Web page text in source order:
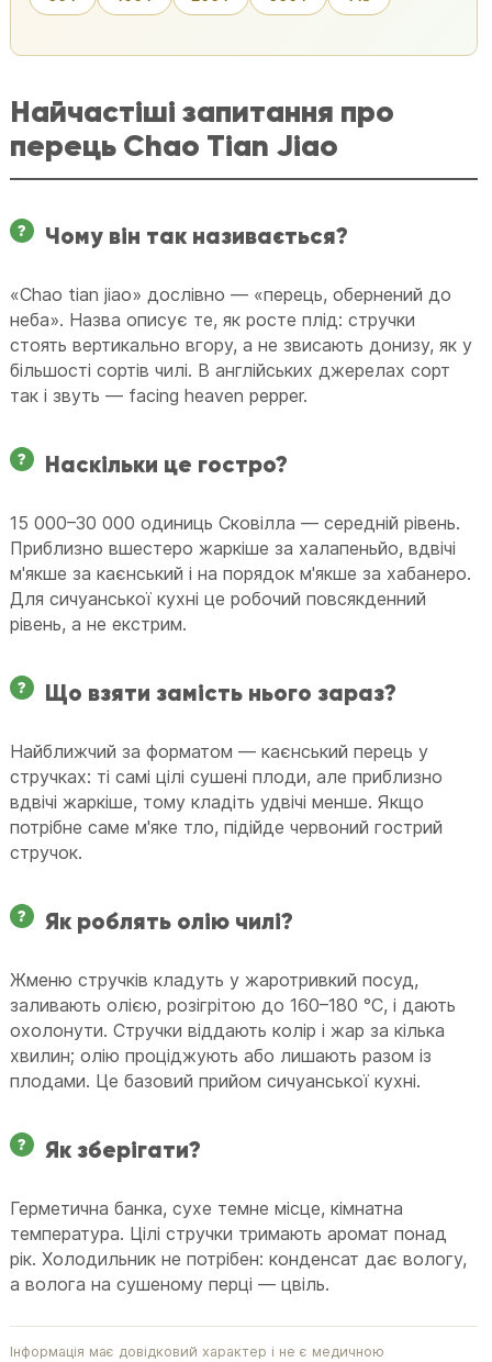
Найчастіші запитання про
перець Chao Tian Jiao
Чому він так називається?
«Chao tian jiao» дослівно — «перець, обернений до
неба». Назва описує те, як росте плід: стручки
стоять вертикально вгору, а не звисають донизу, як у
більшості сортів чилі. В англійських джерелах сорт
так і звуть — facing heaven pepper.
Наскільки це гостро?
15 000–30 000 одиниць Сковілла — середній рівень.
Приблизно вшестеро жаркіше за халапеньйо, вдвічі
м'якше за каєнський і на порядок м'якше за хабанеро.
Для сичуанської кухні це робочий повсякденний
рівень, а не екстрим.
Що взяти замість нього зараз?
Найближчий за форматом — каєнський перець у
стручках: ті самі цілі сушені плоди, але приблизно
вдвічі жаркіше, тому кладіть удвічі менше. Якщо
потрібне саме м'яке тло, підійде червоний гострий
стручок.
Як роблять олію чилі?
Жменю стручків кладуть у жаротривкий посуд,
заливають олією, розігрітою до 160–180 °C, і дають
охолонути. Стручки віддають колір і жар за кілька
хвилин; олію проціджують або лишають разом із
плодами. Це базовий прийом сичуанської кухні.
Як зберігати?
Герметична банка, сухе темне місце, кімнатна
температура. Цілі стручки тримають аромат понад
рік. Холодильник не потрібен: конденсат дає вологу,
а волога на сушеному перці — цвіль.
Інформація має довідковий характер і не є медичною